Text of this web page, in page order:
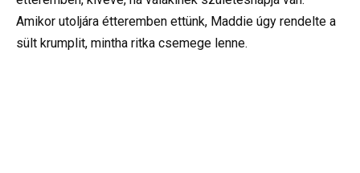
Amikor utoljára étteremben ettünk, Maddie úgy rendelte a
sült krumplit, mintha ritka csemege lenne.